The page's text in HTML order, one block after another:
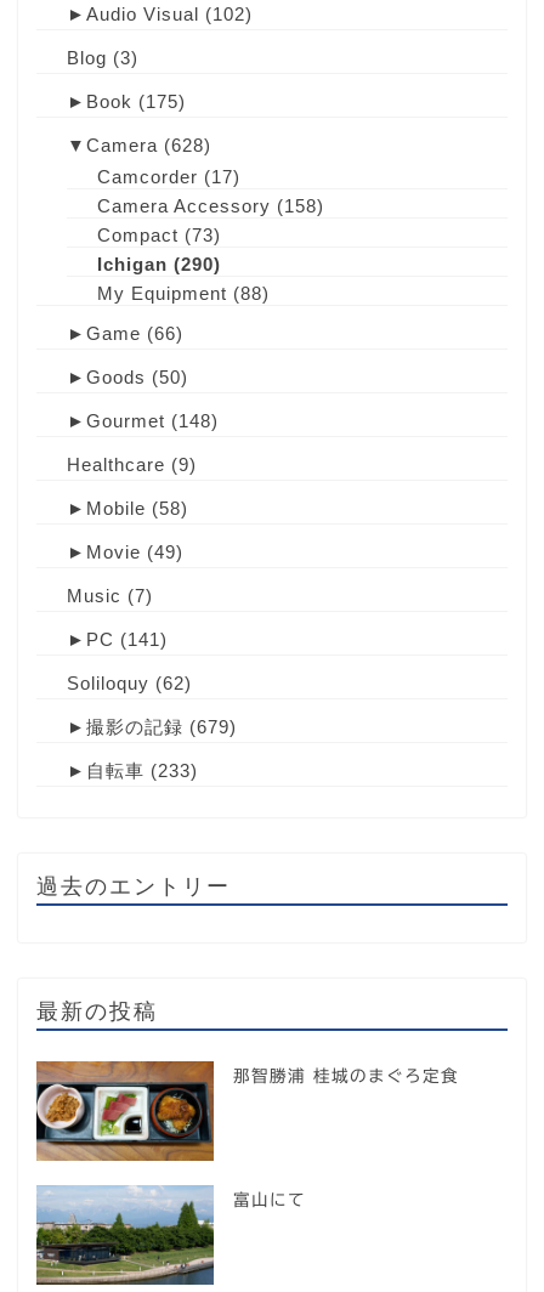
► Audio Visual (102)
Blog (3)
► Book (175)
▼ Camera (628)
Camcorder (17)
Camera Accessory (158)
Compact (73)
Ichigan (290)
My Equipment (88)
► Game (66)
► Goods (50)
► Gourmet (148)
Healthcare (9)
► Mobile (58)
► Movie (49)
Music (7)
► PC (141)
Soliloquy (62)
► 撮影の記録 (679)
► 自転車 (233)
過去のエントリー
最新の投稿
那智勝浦 桂城のまぐろ定食
富山にて